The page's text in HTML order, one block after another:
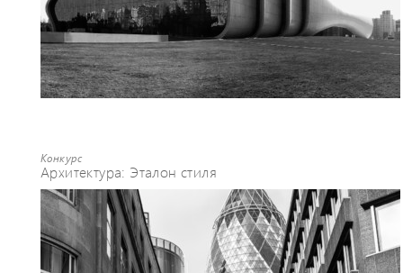
Конкурс
Архитектура: Эталон стиля